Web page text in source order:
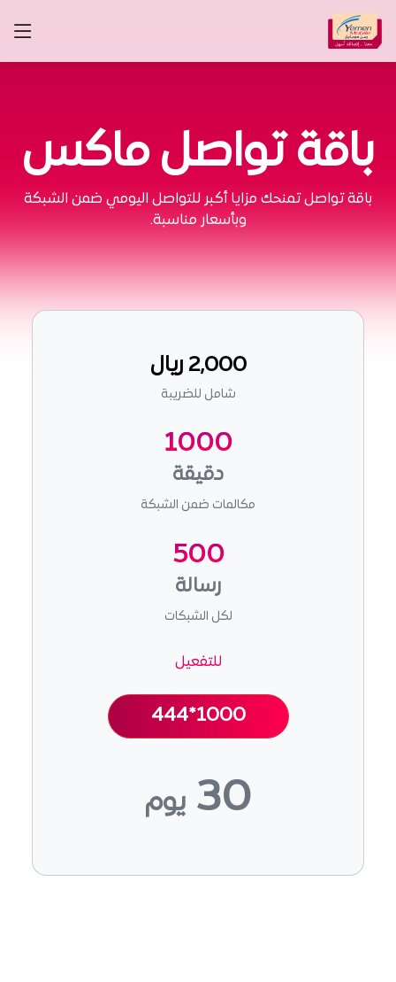
باقة تواصل ماكس
باقة تواصل تمنحك مزايا أكبر للتواصل اليومي ضمن الشبكة
وبأسعار مناسبة.
2,000 ريال
شامل للضريبة
1000
دقيقة
مكالمات ضمن الشبكة
500
رسالة
لكل الشبكات
للتفعيل
444*1000
30 يوم